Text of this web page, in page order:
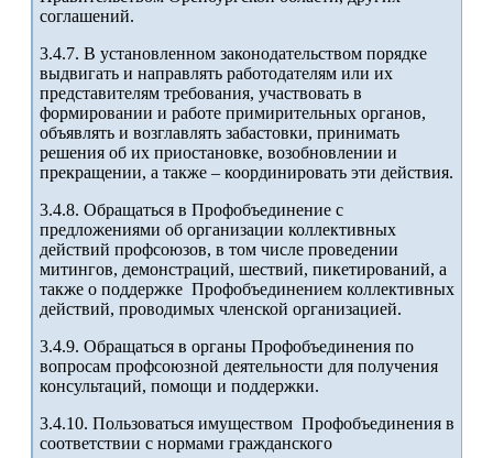
соглашений.
3.4.7. В установленном законодательством порядке
выдвигать и направлять работодателям или их
представителям требования, участвовать в
формировании и работе примирительных органов,
объявлять и возглавлять забастовки, принимать
решения об их приостановке, возобновлении и
прекращении, а также – координировать эти действия.
3.4.8. Обращаться в Профобъединение с
предложениями об организации коллективных
действий профсоюзов, в том числе проведении
митингов, демонстраций, шествий, пикетирований, а
также о поддержке Профобъединением коллективных
действий, проводимых членской организацией.
3.4.9. Обращаться в органы Профобъединения по
вопросам профсоюзной деятельности для получения
консультаций, помощи и поддержки.
3.4.10. Пользоваться имуществом Профобъединения в
соответствии с нормами гражданского